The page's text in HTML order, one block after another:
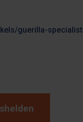
guerilla-